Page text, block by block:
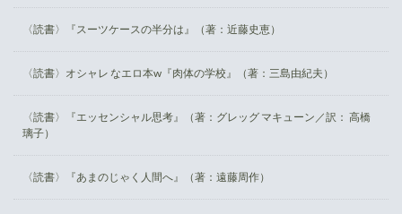
〈読書〉『スーツケースの半分は』（著：近藤史恵）
〈読書〉オシャレ なエロ本w『肉体の学校』（著：三島由紀夫）
〈読書〉『エッセンシャル思考』（著：グレッグ マキューン／訳： 高橋
璃子）
〈読書〉『あまのじゃく人間へ』（著：遠藤周作）